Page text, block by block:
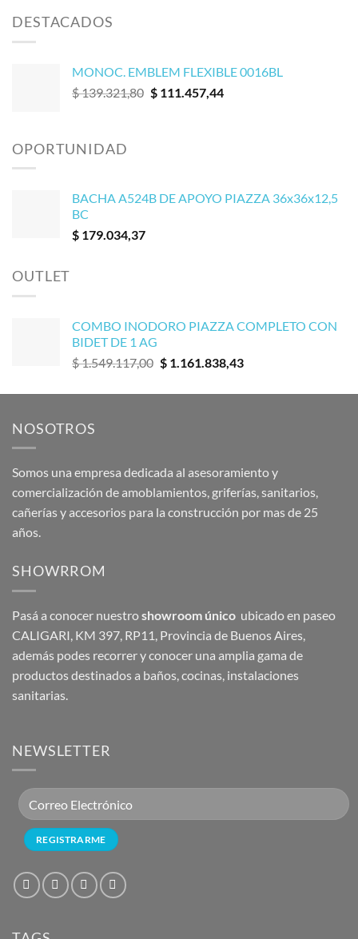
DESTACADOS
MONOC. EMBLEM FLEXIBLE 0016BL
$139.321,80 El
$111.457,44El
OPORTUNIDAD
BACHA A524B DE APOYO PIAZZA 36x36x12,5
BC
$ 179.034,37
OUTLET
COMBO INODORO PIAZZA COMPLETO CON
BIDET DE 1 AG
$1.549.117,00 El
original
$1.161.838,43El
actual
NOSOTROS
Somos una empresa dedicada al asesoramiento y
comercialización de amoblamientos, griferías, sanitarios,
cañerías y accesorios para la construcción por mas de 25
años.
SHOWRROM
Pasá a conocer nuestroshowroom único ubicado en paseo
CALIGARI, KM 397, RP11, Provincia de Buenos Aires,
además podes recorrer y conocer una amplia gama de
productos destinados a baños, cocinas, instalaciones
sanitarias.
NEWSLETTER